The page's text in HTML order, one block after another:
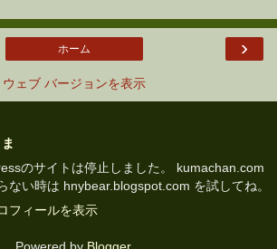
›
ホーム
ウェブ バージョンを表示
のサイトは停止しました。 kumachan.com
ない時は hnybear.blogspot.com を試してね。
フィールを表示